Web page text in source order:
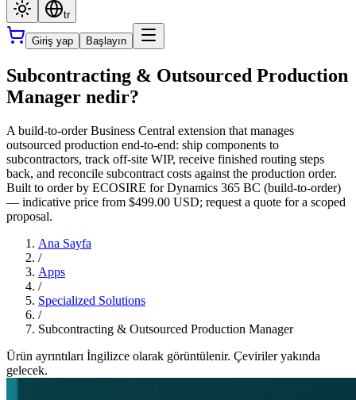
tr
Giriş yap Başlayın
Subcontracting & Outsourced Production
Manager nedir?
A build-to-order Business Central extension that manages
outsourced production end-to-end: ship components to
subcontractors, track off-site WIP, receive finished routing steps
back, and reconcile subcontract costs against the production order.
Built to order by ECOSIRE for Dynamics 365 BC (build-to-order)
— indicative price from $499.00 USD; request a quote for a scoped
proposal.
Ana Sayfa
/
Apps
/
Specialized Solutions
/
Subcontracting & Outsourced Production Manager
Ürün ayrıntıları İngilizce olarak görüntülenir. Çeviriler yakında
gelecek.